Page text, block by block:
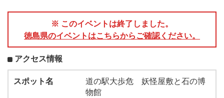
※ このイベントは終了しました。
徳島県のイベントはこちらからご確認ください。
アクセス情報
スポット名
道の駅大歩危 妖怪屋敷と石の博
物館